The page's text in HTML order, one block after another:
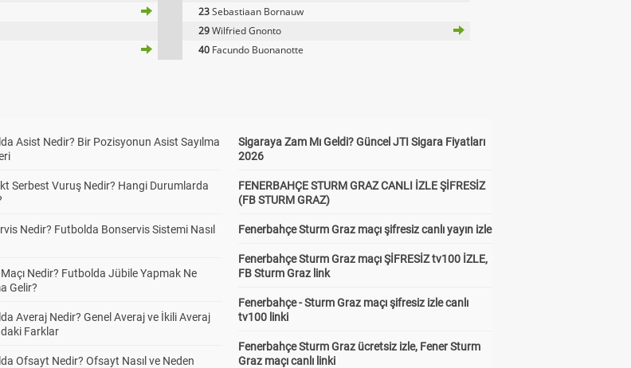
23Sebastiaan Bornauw
29Wilfried Gnonto
40 Facundo Buonanotte
Asist Nedir? Bir Pozisyonun Asist Sayılma
Serbest Vuruş Nedir? Hangi Durumlarda
Nedir? Futbolda Bonservis Sistemi Nasıl
Nedir? Futbolda Jübile Yapmak Ne
Gelir?
Averaj Nedir? Genel Averaj ve İkili Averaj
Farklar
Ofsayt Nedir? Ofsayt Nasıl ve Neden
Sigaraya Zam Mı Geldi? Güncel JTI Sigara Fiyatları
2026
FENERBAHÇE STURM GRAZ CANLI İZLE ŞİFRESİZ
(FB STURM GRAZ)
Fenerbahçe Sturm Graz maçı şifresiz canlı yayın izle
Fenerbahçe Sturm Graz maçı ŞİFRESİZ tv100 İZLE,
FB Sturm Graz link
Fenerbahçe - Sturm Graz maçı şifresiz izle canlı
tv100 linki
Fenerbahçe Sturm Graz ücretsiz izle, Fener Sturm
Graz maçı canlı linki